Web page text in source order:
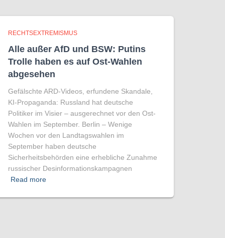
RECHTSEXTREMISMUS
Alle außer AfD und BSW: Putins
Trolle haben es auf Ost-Wahlen
abgesehen
Gefälschte ARD-Videos, erfundene Skandale,
KI-Propaganda: Russland hat deutsche
Politiker im Visier – ausgerechnet vor den Ost-
Wahlen im September. Berlin – Wenige
Wochen vor den Landtagswahlen im
September haben deutsche
Sicherheitsbehörden eine erhebliche Zunahme
russischer Desinformationskampagnen
Read more